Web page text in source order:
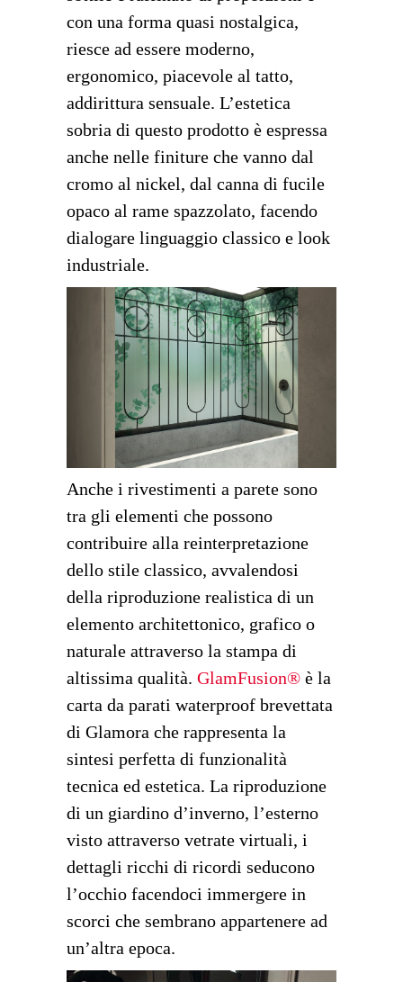
con una forma quasi nostalgica,
riesce ad essere moderno,
ergonomico, piacevole al tatto,
addirittura sensuale. L’estetica
sobria di questo prodotto è espressa
anche nelle finiture che vanno dal
cromo al nickel, dal canna di fucile
opaco al rame spazzolato, facendo
dialogare linguaggio classico e look
industriale.
Anche i rivestimenti a parete sono
tra gli elementi che possono
contribuire alla reinterpretazione
dello stile classico, avvalendosi
della riproduzione realistica di un
elemento architettonico, grafico o
naturale attraverso la stampa di
altissima qualità. GlamFusion® è la
carta da parati waterproof brevettata
di Glamora che rappresenta la
sintesi perfetta di funzionalità
tecnica ed estetica. La riproduzione
di un giardino d’inverno, l’esterno
visto attraverso vetrate virtuali, i
dettagli ricchi di ricordi seducono
l’occhio facendoci immergere in
scorci che sembrano appartenere ad
un’altra epoca.